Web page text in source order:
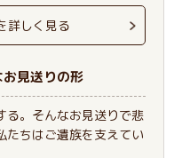
詳しく見る
見送りの形
る。そんなお見送りで悲
たちはご遺族を支えてい